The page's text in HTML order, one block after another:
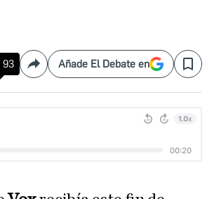
93 CompartirAñade El Debate en Save